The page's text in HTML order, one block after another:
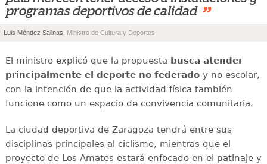
programas deportivos de calidad ”
Luis Méndez Salinas , Ministro de Cultura y Deportes
El ministro explicó que la propuesta busca atender
principalmente el deporte no federadoy no escolar,
con la intención de que la actividad física también
funcione como un espacio de convivencia comunitaria.
La ciudad deportiva de Zaragoza tendrá entre sus
disciplinas principales al ciclismo, mientras que el
proyecto de Los Amates estará enfocado en el patinaje y